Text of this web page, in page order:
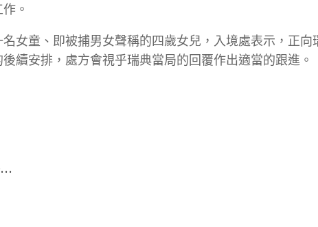
。
女童、即被捕男女聲稱的四歲女兒，入境處表示，正
續安排，處方會視乎瑞典當局的回覆作出適當的跟進。
…